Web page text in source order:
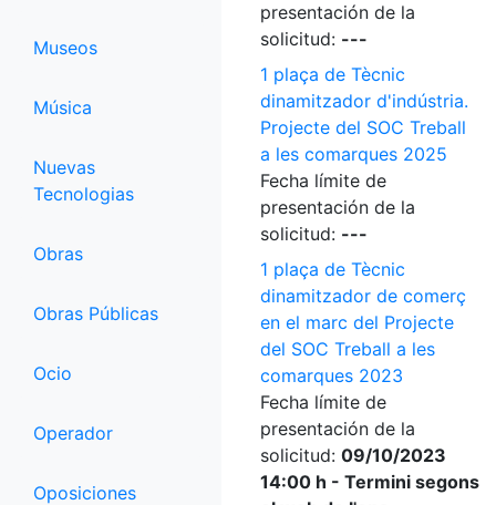
Museos
Música
Nuevas
Tecnologias
Obras
Obras Públicas
Ocio
Operador
Oposiciones
presentación de la
solicitud: ---
1 plaça de Tècnic
dinamitzador d'indústria.
Projecte del SOC Treball
a les comarques 2025
Fecha límite de
presentación de la
solicitud: ---
1 plaça de Tècnic
dinamitzador de comerç
en el marc del Projecte
del SOC Treball a les
comarques 2023
Fecha límite de
presentación de la
solicitud: 09/10/2023
14:00 h - Termini segons